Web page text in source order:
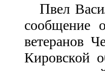
Пвел
сообщение
ветеранов
Кировской